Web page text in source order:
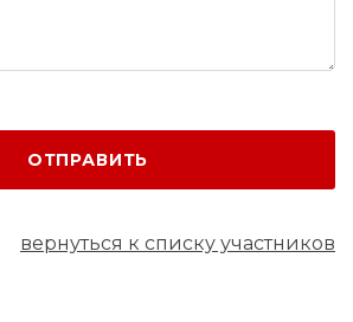
ОТПРАВИТЬ
вернуться к списку участников